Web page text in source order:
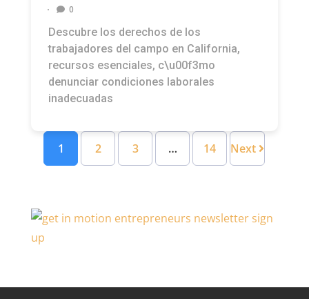
0
Descubre los derechos de los
trabajadores del campo en California,
recursos esenciales, c\u00f3mo
denunciar condiciones laborales
inadecuadas
1 2 3 … 14 Next